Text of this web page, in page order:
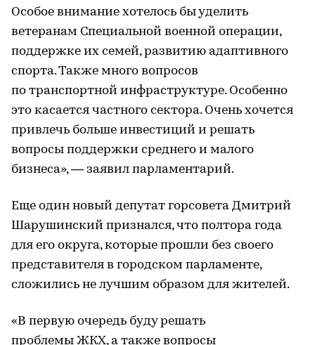
Особое внимание хотелось бы уделить
ветеранам Специальной военной операции,
поддержке их семей, развитию адаптивного
спорта. Также много вопросов
по транспортной инфраструктуре. Особенно
это касается частного сектора. Очень хочется
привлечь больше инвестиций и решать
вопросы поддержки среднего и малого
бизнеса», — заявил парламентарий.
Еще один новый депутат горсовета Дмитрий
Шарушинский признался, что полтора года
для его округа, которые прошли без своего
представителя в городском парламенте,
сложились не лучшим образом для жителей.
«В первую очередь буду решать
проблемы ЖКХ, а также вопросы